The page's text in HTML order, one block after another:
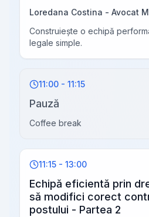
Loredana Costina - Avocat
Construiește o echipă
legale simple.
11:00 - 11:15
Pauză
Coffee break
11:15 - 13:00
Echipă eficientă prin
să modifici corect
postului - Partea 2